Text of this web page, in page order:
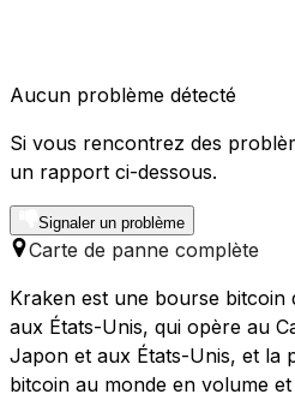
Aucun problème détecté
Si vous rencontrez des
un rapport ci-dessous.
Signaler un problème
Carte de panne complète
Kraken est une bourse bitcoin
aux États-Unis, qui opère au
Japon et aux États-Unis, et la
bitcoin au monde en volume